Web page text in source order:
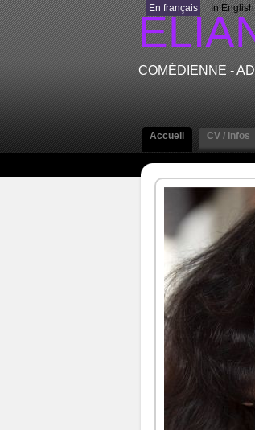
En français In English
COMÉDIENNE -
Accueil CV / Infos